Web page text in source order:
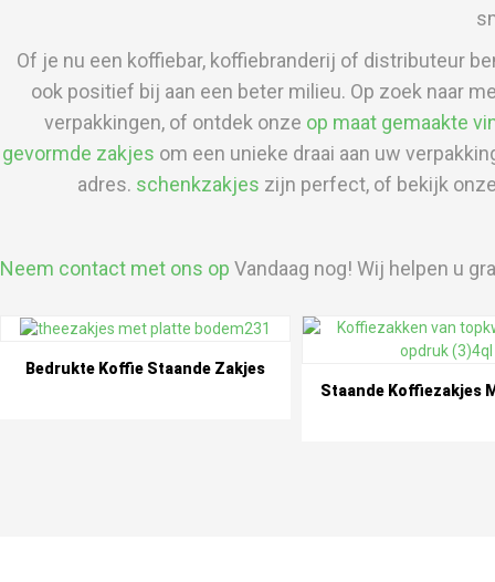
Of je nu een koffiebar, koffiebranderij of distributeur
ook positief bij aan een beter milieu. Op zoek naar
verpakkingen, of ontdek onze op maat gemaakte
gevormde zakjes om een ​​unieke draai aan uw
adres. schenkzakjes zijn perfect, of bekijk
Neem contact met ons op Vandaag nog! Wij helpen u
Bedrukte Koffie Staande Zakjes
Staande Koffiezakjes